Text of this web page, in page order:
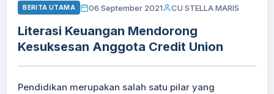
BERITA UTAMA 06 September 2021 CU STELLA MARIS
Literasi Keuangan Mendorong
Kesuksesan Anggota Credit Union
Pendidikan merupakan salah satu pilar yang